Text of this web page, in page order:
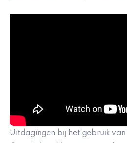
Uitdagingen bij het gebruik van